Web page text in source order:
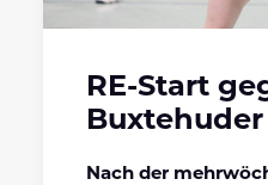
RE-Start
Buxtehuder
Nach der